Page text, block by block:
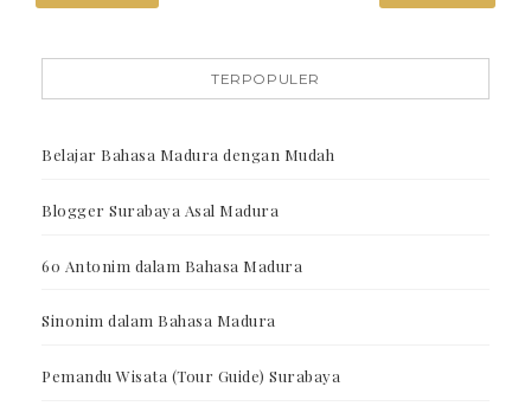
TERPOPULER
Belajar Bahasa Madura dengan Mudah
Blogger Surabaya Asal Madura
60 Antonim dalam Bahasa Madura
Sinonim dalam Bahasa Madura
Pemandu Wisata (Tour Guide) Surabaya